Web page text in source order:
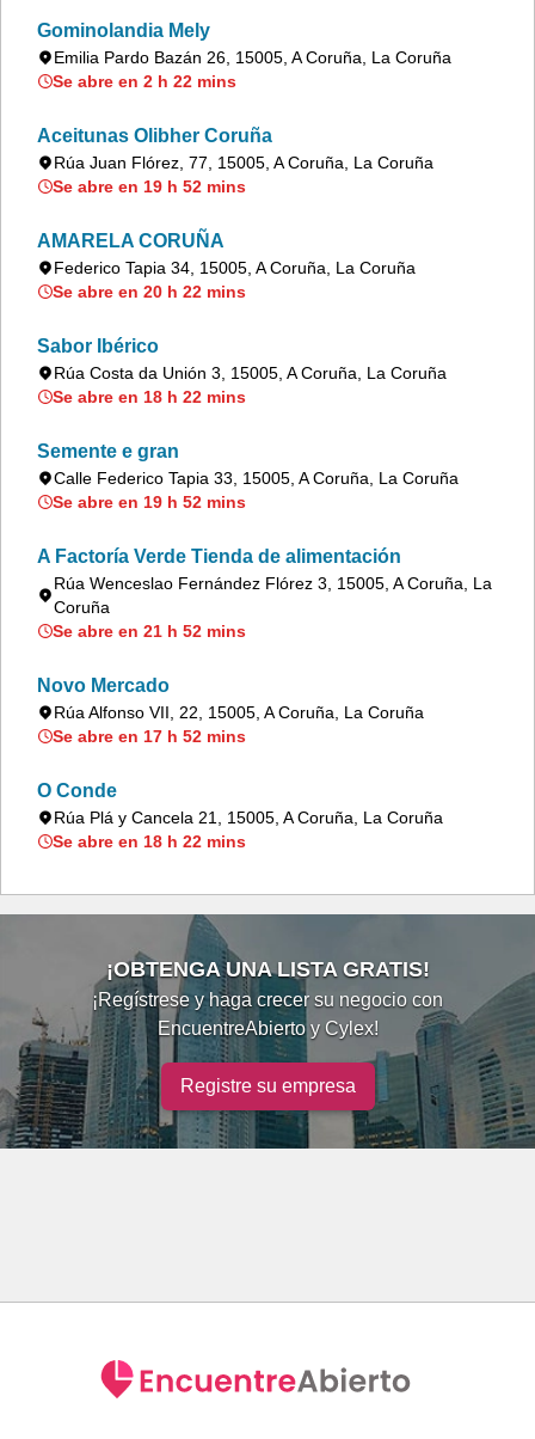
Gominolandia Mely
Emilia Pardo Bazán 26, 15005, A Coruña, La Coruña
Se abre en 2 h 22 mins
Aceitunas Olibher Coruña
Rúa Juan Flórez, 77, 15005, A Coruña, La Coruña
Se abre en 19 h 52 mins
AMARELA CORUÑA
Federico Tapia 34, 15005, A Coruña, La Coruña
Se abre en 20 h 22 mins
Sabor Ibérico
Rúa Costa da Unión 3, 15005, A Coruña, La Coruña
Se abre en 18 h 22 mins
Semente e gran
Calle Federico Tapia 33, 15005, A Coruña, La Coruña
Se abre en 19 h 52 mins
A Factoría Verde Tienda de alimentación
Rúa Wenceslao Fernández Flórez 3, 15005, A Coruña, La
Coruña
Se abre en 21 h 52 mins
Novo Mercado
Rúa Alfonso VII, 22, 15005, A Coruña, La Coruña
Se abre en 17 h 52 mins
O Conde
Rúa Plá y Cancela 21, 15005, A Coruña, La Coruña
Se abre en 18 h 22 mins
¡OBTENGA UNA LISTA GRATIS!
¡Regístrese y haga crecer su negocio con
EncuentreAbierto y Cylex!
Registre su empresa